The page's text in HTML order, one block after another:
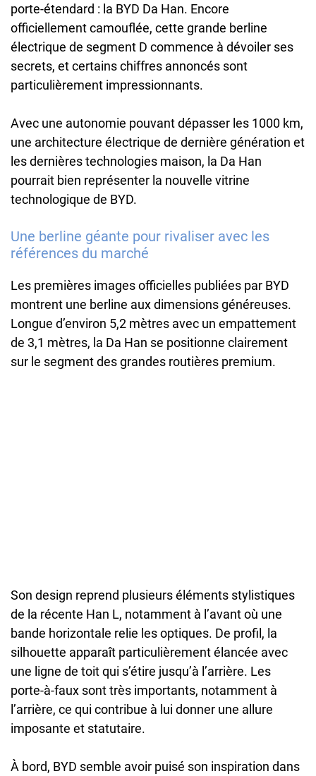
porte-étendard : la BYD Da Han. Encore
officiellement camouflée, cette grande berline
électrique de segment D commence à dévoiler ses
secrets, et certains chiffres annoncés sont
particulièrement impressionnants.
Avec une autonomie pouvant dépasser les 1000 km,
une architecture électrique de dernière génération et
les dernières technologies maison, la Da Han
pourrait bien représenter la nouvelle vitrine
technologique de BYD.
Une berline géante pour rivaliser avec les
références du marché
Les premières images officielles publiées par BYD
montrent une berline aux dimensions généreuses.
Longue d’environ 5,2 mètres avec un empattement
de 3,1 mètres, la Da Han se positionne clairement
sur le segment des grandes routières premium.
Son design reprend plusieurs éléments stylistiques
de la récente Han L, notamment à l’avant où une
bande horizontale relie les optiques. De profil, la
silhouette apparaît particulièrement élancée avec
une ligne de toit qui s’étire jusqu’à l’arrière. Les
porte-à-faux sont très importants, notamment à
l’arrière, ce qui contribue à lui donner une allure
imposante et statutaire.
À bord, BYD semble avoir puisé son inspiration dans